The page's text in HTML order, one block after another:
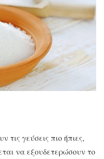
τις γεύσεις πιο ήπιες,
να εξουδετερώσουν το